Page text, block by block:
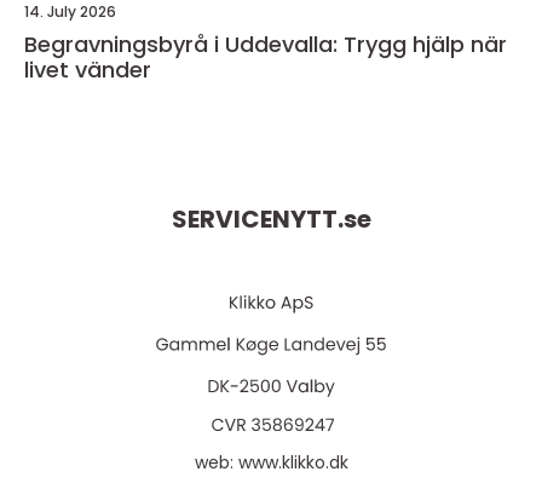
14. July 2026
Begravningsbyrå i Uddevalla: Trygg hjälp när
livet vänder
SERVICENYTT.se
web: www.klikko.dk